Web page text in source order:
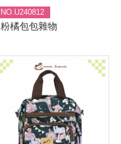
NO.U240812
粉橘包包雜物